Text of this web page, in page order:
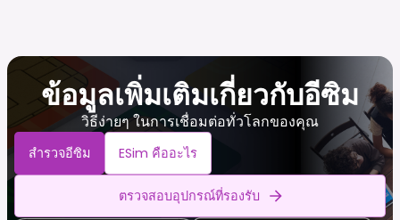
ข้อมูลเพิ่มเติมเกี่ยวกับอีซิม
วิธีง่ายๆ ในการเชื่อมต่อทั่วโลกของคุณ
สำรวจอีซิม ESim คืออะไร
ตรวจสอบอุปกรณ์ที่รองรับ